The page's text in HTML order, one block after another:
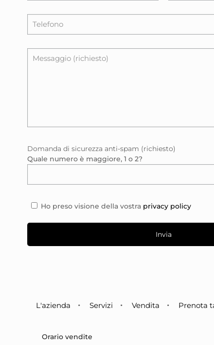
Domanda di sicurezza anti-spam (richiesto)
Quale numero è maggiore, 1 o 2?
Ho preso visione della vostra privacy policy
L'azienda Servizi Vendita Prenota
Orario vendite